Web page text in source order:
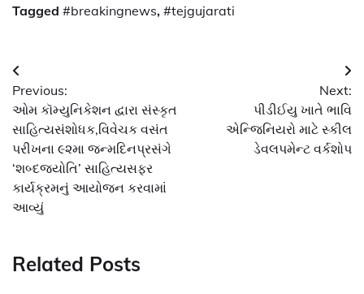
Tagged #breakingnews, #tejgujarati
Post
navigation
Previous:
ઓમ કૉમ્યુનિકેશન દ્વારા સંસ્કૃત
સાહિત્યસંશોધક,વિવેચક વસંત
પરીખના ૯૨મા જન્મદિનપ્રસંગે
‘શબ્દજયોતિ’ સાહિત્યસફર
કાર્યક્રમનું આયોજન કરવામાં
આવ્યું
Next:
પીડીઈયુ ખાતે ભાવિ
એન્જિનિયરો માટે સ્કીલ
ડેવલપમેન્ટ વર્કશોપ
Related Posts